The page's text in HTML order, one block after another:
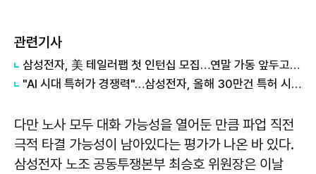
관련기사
삼성전자, 美 테일러팹 첫 인턴십 모집…연말 가동 앞두고 '인재 선점' 총력
"AI 시대 특허가 경쟁력"…삼성전자, 올해 30만건 특허 시대 연다
다만 노사 모두 대화 가능성을 열어둔 만큼 파업 직전
극적 타결 가능성이 남아있다는 평가가 나온 바 있다.
삼성전자 노조 공동투쟁본부 최승호 위원장은 이날